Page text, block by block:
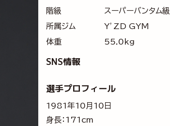
階級
スーパーバンタム級
所属ジム
Y’ZD GYM
体重
55.0kg
SNS情報
選手プロフィール
1981年10月10日
身長：171cm